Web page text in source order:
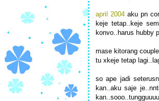
april 2004aku pn
keje tetap..keje
konvo..harus hubby
mase kitorang
tu xkeje tetap
so ape jadi
kan..aku saje